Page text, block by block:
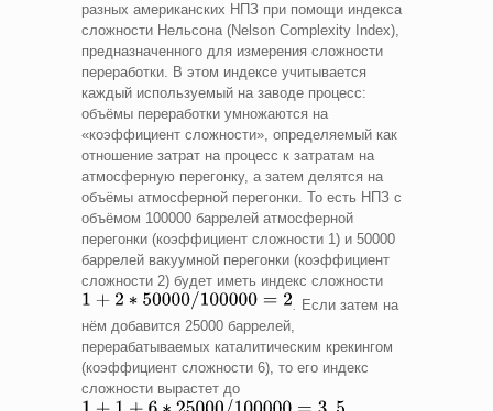
разных американских НПЗ при помощи индекса
сложности Нельсона (Nelson Complexity Index),
предназначенного для измерения сложности
переработки. В этом индексе учитывается
каждый используемый на заводе процесс:
объёмы переработки умножаются на
«коэффициент сложности», определяемый как
отношение затрат на процесс к затратам на
атмосферную перегонку, а затем делятся на
объёмы атмосферной перегонки. То есть НПЗ с
объёмом 100000 баррелей атмосферной
перегонки (коэффициент сложности 1) и 50000
баррелей вакуумной перегонки (коэффициент
сложности 2) будет иметь индекс сложности
. Если затем на
нём добавится 25000 баррелей,
перерабатываемых каталитическим крекингом
(коэффициент сложности 6), то его индекс
сложности вырастет до